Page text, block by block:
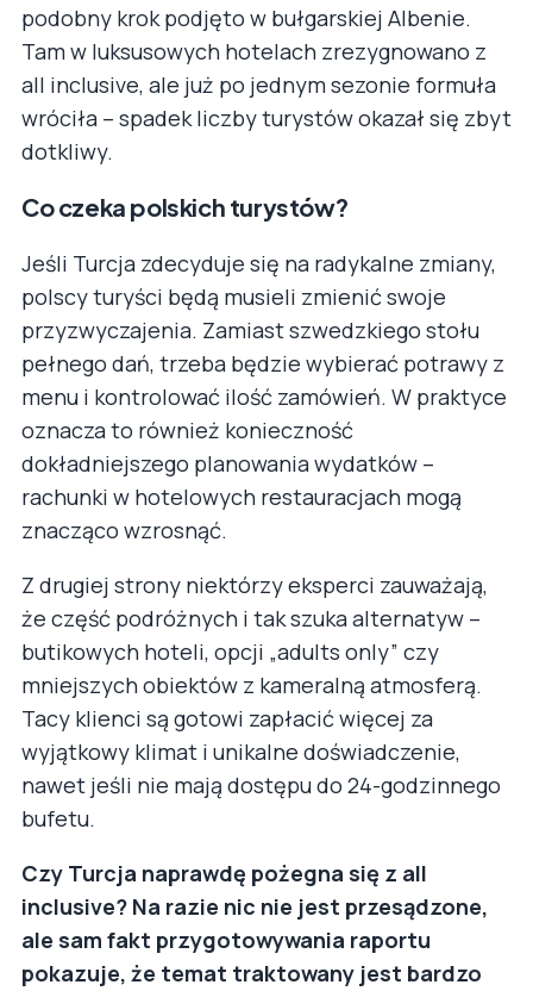
podobny krok podjęto w bułgarskiej Albenie.
Tam w luksusowych hotelach zrezygnowano z
all inclusive, ale już po jednym sezonie formuła
wróciła – spadek liczby turystów okazał się zbyt
dotkliwy.
Co czeka polskich turystów?
Jeśli Turcja zdecyduje się na radykalne zmiany,
polscy turyści będą musieli zmienić swoje
przyzwyczajenia. Zamiast szwedzkiego stołu
pełnego dań, trzeba będzie wybierać potrawy z
menu i kontrolować ilość zamówień. W praktyce
oznacza to również konieczność
dokładniejszego planowania wydatków –
rachunki w hotelowych restauracjach mogą
znacząco wzrosnąć.
Z drugiej strony niektórzy eksperci zauważają,
że część podróżnych i tak szuka alternatyw –
butikowych hoteli, opcji „adults only” czy
mniejszych obiektów z kameralną atmosferą.
Tacy klienci są gotowi zapłacić więcej za
wyjątkowy klimat i unikalne doświadczenie,
nawet jeśli nie mają dostępu do 24-godzinnego
bufetu.
Czy Turcja naprawdę pożegna się z all
inclusive? Na razie nic nie jest przesądzone,
ale sam fakt przygotowywania raportu
pokazuje, że temat traktowany jest bardzo